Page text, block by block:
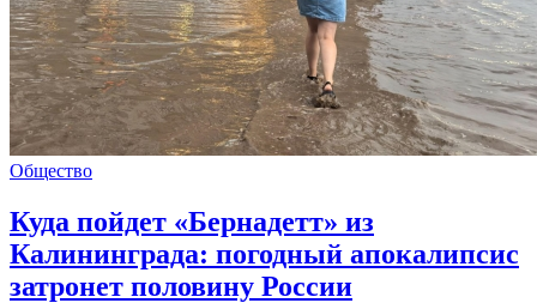
Общество
Куда пойдет «Бернадетт» из
Калининграда: погодный апокалипсис
затронет половину России